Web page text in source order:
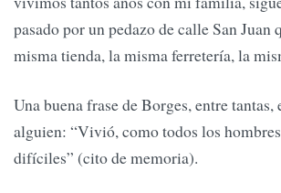
pasado por un pedazo de calle San Juan
misma tienda, la misma ferretería, la
Una buena frase de Borges, entre tantas,
alguien: “Vivió, como todos los
difíciles” (cito de memoria).